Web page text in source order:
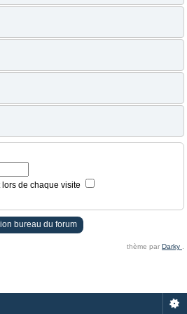
de chaque visite
bureau du forum
thème par Darky